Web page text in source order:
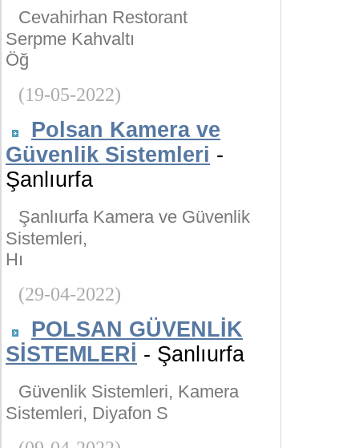
Cevahirhan Restorant
Serpme Kahvaltı
Öğ
(19-05-2022)
Polsan Kamera ve
Güvenlik Sistemleri -
Şanlıurfa
Şanlıurfa Kamera ve Güvenlik
Sistemleri,
Hı
(29-04-2022)
POLSAN GÜVENLİK
SİSTEMLERİ - Şanlıurfa
Güvenlik Sistemleri, Kamera
Sistemleri, Diyafon S